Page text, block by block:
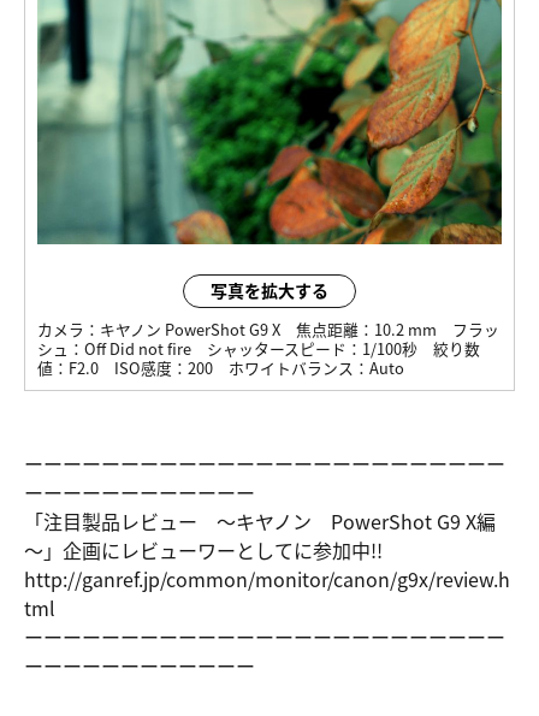
写真を拡大する
カメラ： キヤノン PowerShot G9 X 焦点距離： 10.2 mm
フラッ
シュ： Off Did not fire シャッタースピード： 1/100秒
絞り数
値： F2.0 ISO感度： 200 ホワイトバランス： Auto
ーーーーーーーーーーーーーーーーーーーーーーーーー
ーーーーーーーーーーーー
「注目製品レビュー ～キヤノン PowerShot G9 X編
～」企画にレビューワーとしてに参加中!!
http://ganref.jp/common/monitor/canon/g9x/review.h
tml
ーーーーーーーーーーーーーーーーーーーーーーーーー
ーーーーーーーーーーーー